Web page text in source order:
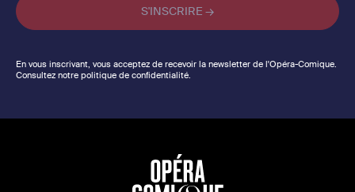
En vous inscrivant, vous acceptez de recevoir la newsletter de l'Opéra-Comique.
Consultez notre politique de confidentialité.